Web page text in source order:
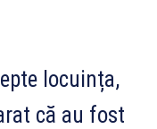
locuința,
că au fost